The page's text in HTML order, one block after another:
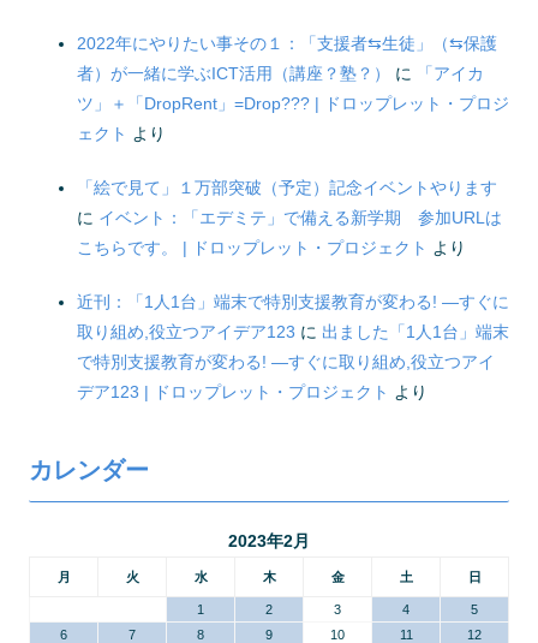
2022年にやりたい事その１：「支援者⇆生徒」（⇆保護
者）が一緒に学ぶICT活用（講座？塾？）
に
「アイカ
ツ」＋「DropRent」=Drop??? | ドロップレット・プロジ
ェクト より
「絵で見て」１万部突破（予定）記念イベントやります
に イベント：「エデミテ」で備える新学期 参加URLは
こちらです。 | ドロップレット・プロジェクト より
近刊：「1人1台」端末で特別支援教育が変わる! ―すぐに
取り組め,役立つアイデア123 に 出ました「1人1台」端末
で特別支援教育が変わる! ―すぐに取り組め,役立つアイ
デア123 | ドロップレット・プロジェクト より
カレンダー
2023年2月
月 火 水 木 金 土 日
1 2 3 4
5
6
7 8 9 10 11
12